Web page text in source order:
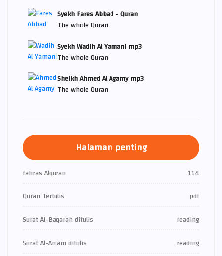
Syekh Fares Abbad - Quran
The whole Quran
Syekh Wadih Al Yamani mp3
The whole Quran
Sheikh Ahmed Al Agamy mp3
The whole Quran
Halaman penting
fahras Alquran
114
Quran Tertulis
pdf
Surat Al-Baqarah ditulis
reading
Surat Al-An'am ditulis
reading